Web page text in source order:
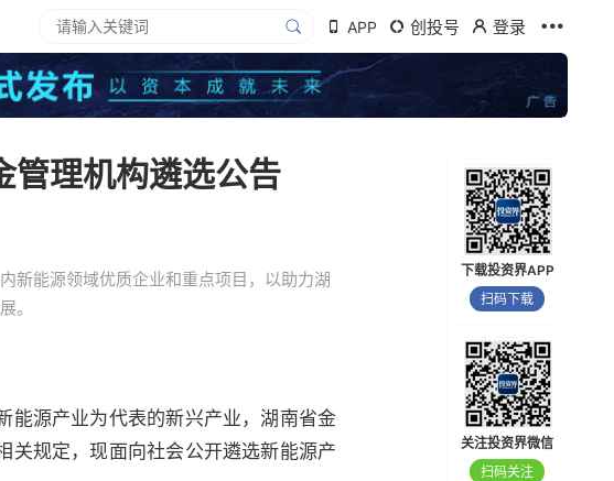
APP 创投号 登录
管理机构遴选公告
新能源领域优质企业和重点项目，以助力湖
。
能源产业为代表的新兴产业，湖南省金
关规定，现面向社会公开遴选新能源产
下载投资界APP
扫码下载
关注投资界微信
扫码关注